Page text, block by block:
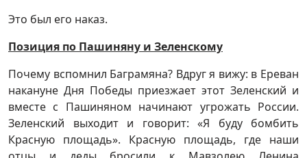
Это был его наказ.
Позиция по Пашиняну и Зеленскому
Почему вспомнил Баграмяна? Вдруг я вижу: в Ереван
накануне Дня Победы приезжает этот Зеленский и
вместе с Пашиняном начинают угрожать России.
Зеленский выходит и говорит: «Я буду бомбить
Красную площадь». Красную площадь, где наши